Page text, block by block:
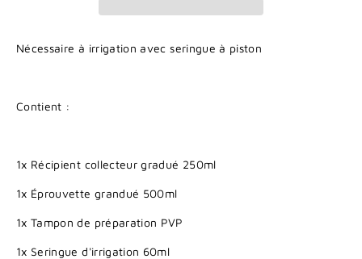
Nécessaire à irrigation avec seringue à piston
Contient :
1x Récipient collecteur gradué 250ml
1x Éprouvette grandué 500ml
1x Tampon de préparation PVP
1x Seringue d'irrigation 60ml